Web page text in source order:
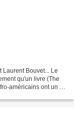
Bouvet... Le
qu'un livre (The
américains ont un QI